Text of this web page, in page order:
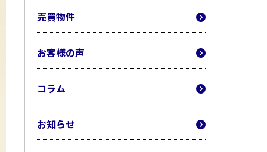
売買物件
お客様の声
コラム
お知らせ